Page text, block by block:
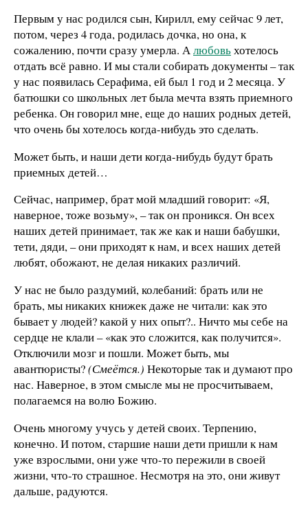
Первым у нас родился сын, Кирилл, ему сейчас 9 лет,
потом, через 4 года, родилась дочка, но она, к
сожалению, почти сразу умерла. Алюбовьхотелось
отдать всё равно. И мы стали собирать документы – так
у нас появилась Серафима, ей был 1 год и 2 месяца. У
батюшки со школьных лет была мечта взять приемного
ребенка. Он говорил мне, еще до наших родных детей,
что очень бы хотелось когда-нибудь это сделать.
Может быть, и наши дети когда-нибудь будут брать
приемных детей…
Сейчас, например, брат мой младший говорит: «Я,
наверное, тоже возьму», – так он проникся. Он всех
наших детей принимает, так же как и наши бабушки,
тети, дяди, – они приходят к нам, и всех наших детей
любят, обожают, не делая никаких различий.
У нас не было раздумий, колебаний: брать или не
брать, мы никаких книжек даже не читали: как это
бывает у людей? какой у них опыт?.. Ничто мы себе на
сердце не клали – «как это сложится, как получится».
Отключили мозг и пошли. Может быть, мы
авантюристы?(Смеётся.) Некоторые так и думают про
нас. Наверное, в этом смысле мы не просчитываем,
полагаемся на волю Божию.
Очень многому учусь у детей своих. Терпению,
конечно. И потом, старшие наши дети пришли к нам
уже взрослыми, они уже что-то пережили в своей
жизни, что-то страшное. Несмотря на это, они живут
дальше, радуются.